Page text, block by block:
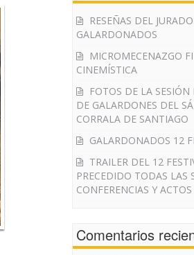
RESEÑAS DEL
GALARDONADOS
MICROMECENAZGO
CINEMÍSTICA
FOTOS DE LA SESIÓN
DE GALARDONES DEL
CORRALA DE SANTIAGO
GALARDONADOS 12
TRAILER DEL 12
PRECEDIDO TODAS LAS
CONFERENCIAS Y
Comentarios